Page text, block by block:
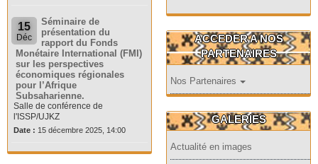
15
Déc
Séminaire de
présentation du
rapport du Fonds
Monétaire International (FMI)
sur les perspectives
économiques régionales
pour l’Afrique
Subsaharienne.
Salle de conférence de
l'ISSP/UJKZ
Date : 15 décembre 2025, 14:00
ACCEDER A NOS
PARTENAIRES
Nos Partenaires
GALERIES
Actualité en images